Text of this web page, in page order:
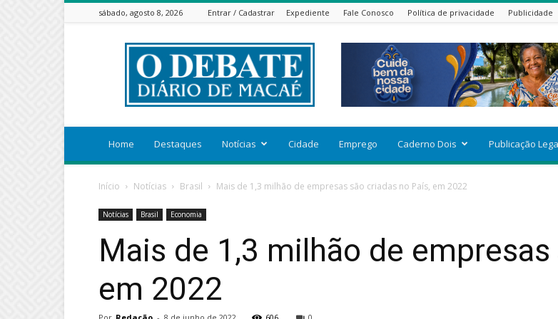
sábado, agosto 8, 2026 Entrar / Cadastrar Expediente Fale Conosco Política de privacidade Publicidade
ODEBATEON
Home Destaques Notícias Cidade Emprego Caderno Dois Publicação
Início Notícias Brasil Mais de 1,3 milhão de empresas são criadas no País, em 2022
Notícias Brasil Economia
Mais de 1,3 milhão de
em 2022